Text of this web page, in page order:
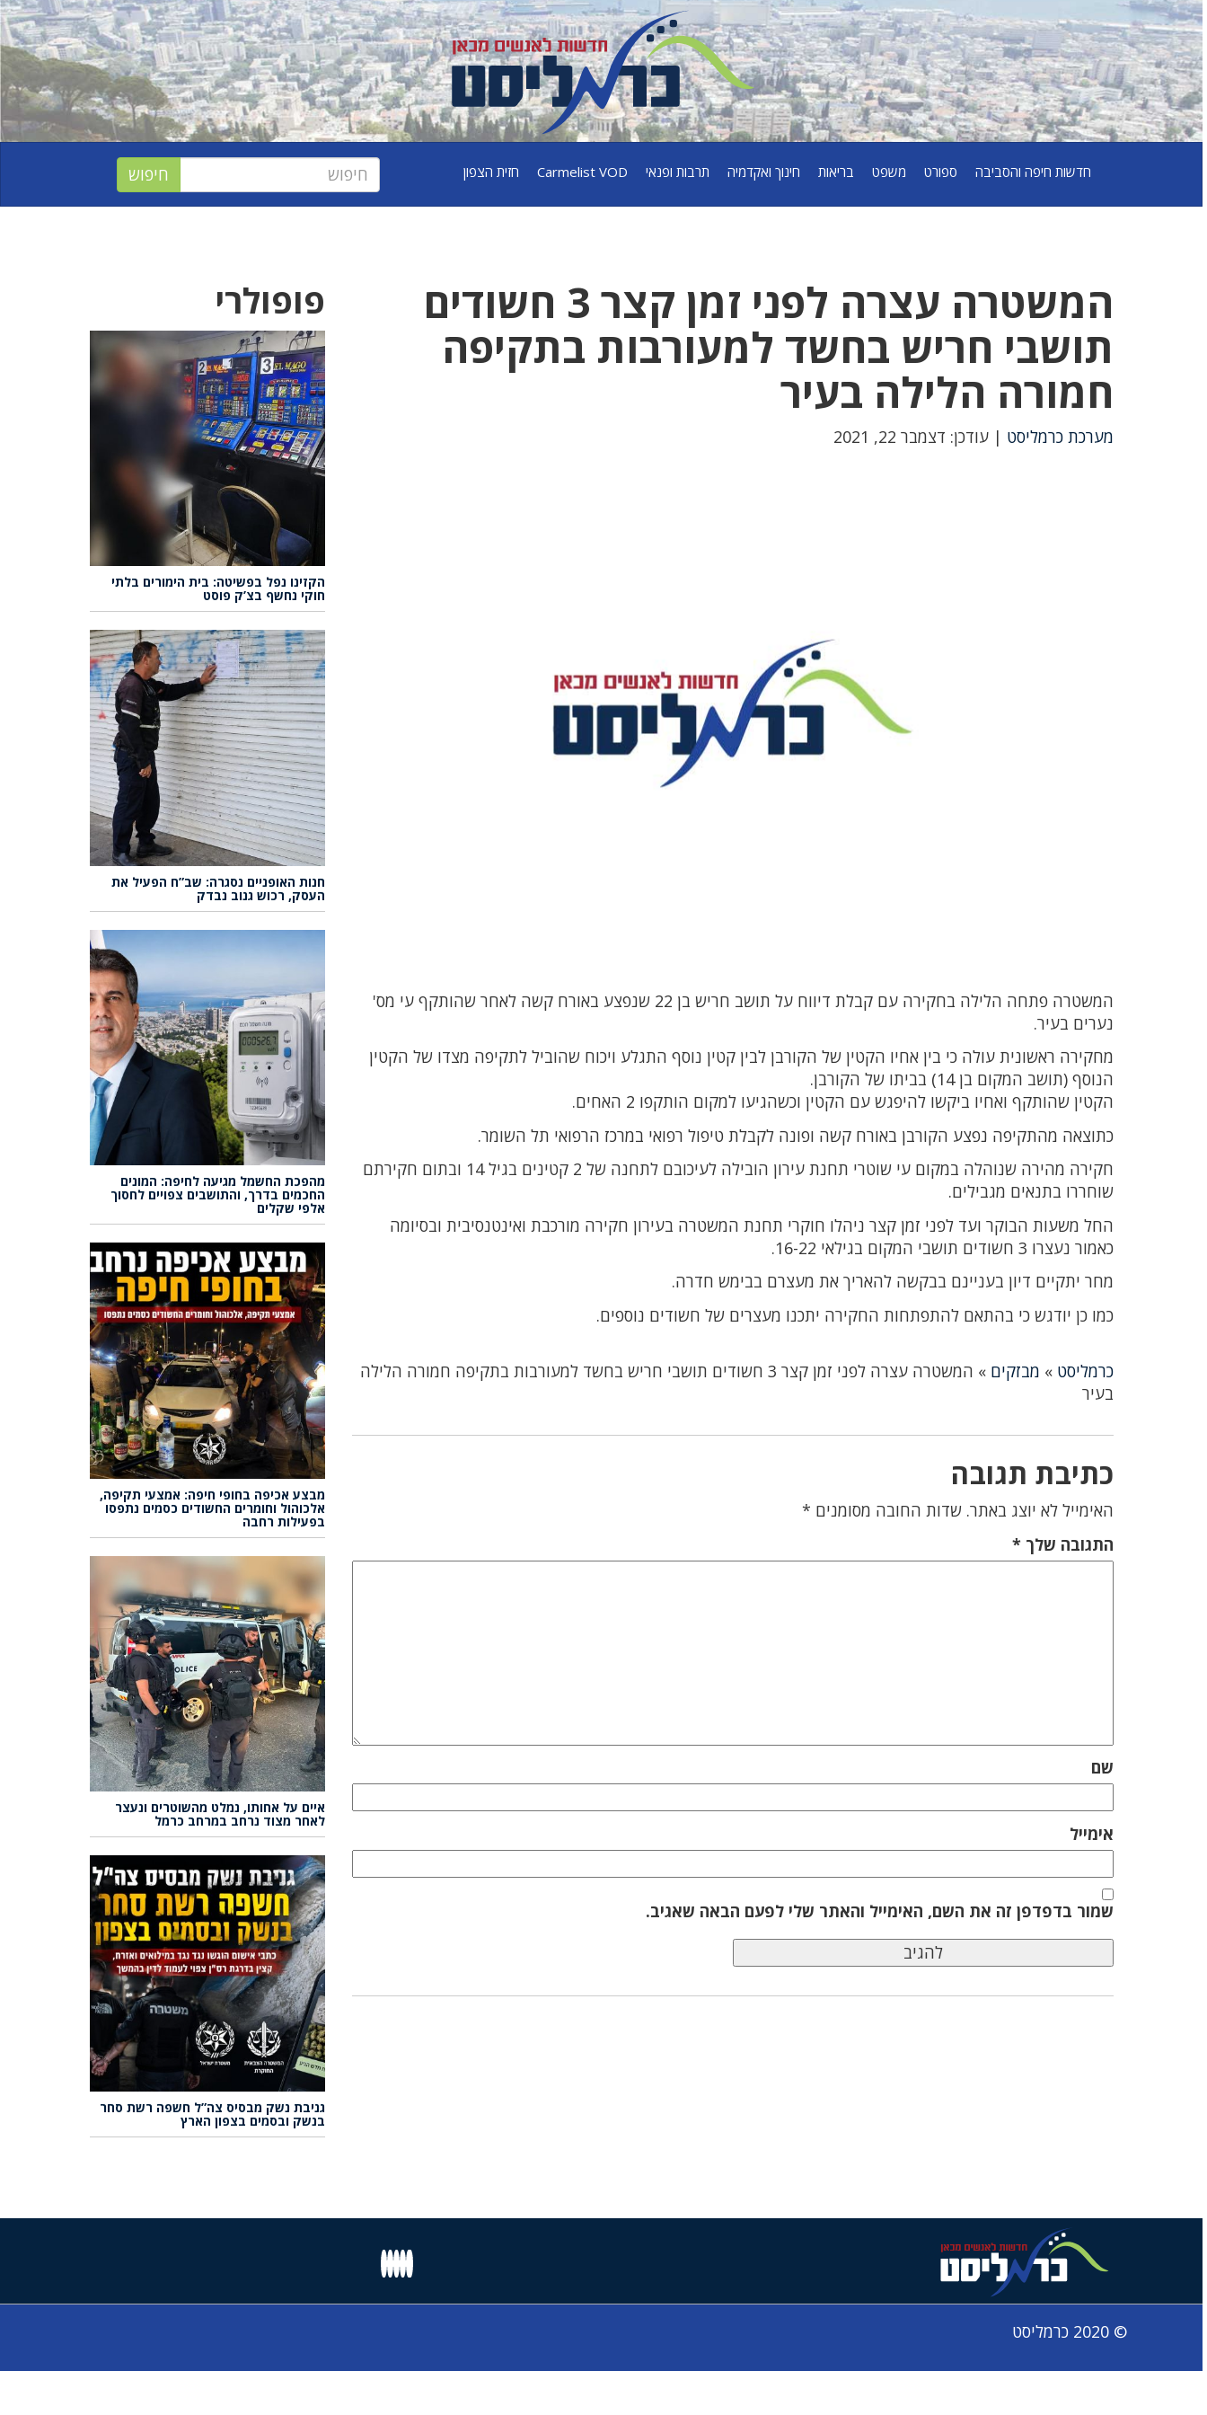
חדשות חיפה והסביבה ספורט משפט בריאות חינוך ואקדמיה תרבות ופנאי Carmelist VOD חזית הצפון
המשטרה עצרה לפני זמן קצר 3 חשודים
תושבי חריש בחשד למעורבות בתקיפה
חמורה הלילה בעיר
מערכת כרמליסט | עודכן: דצמבר 22, 2021
המשטרה פתחה הלילה בחקירה עם קבלת דיווח על תושב חריש בן 22 שנפצע באורח קשה לאחר שהותקף עי מס'
נערים בעיר.
מחקירה ראשונית עולה כי בין אחיו הקטין של הקורבן לבין קטין נוסף התגלע ויכוח שהוביל לתקיפה מצדו של הקטין
הנוסף (תושב המקום בן 14) בביתו של הקורבן.
הקטין שהותקף ואחיו ביקשו להיפגש עם הקטין וכשהגיעו למקום הותקפו 2 האחים.
כתוצאה מהתקיפה נפצע הקורבן באורח קשה ופונה לקבלת טיפול רפואי במרכז הרפואי תל השומר.
חקירה מהירה שנוהלה במקום עי שוטרי תחנת עירון הובילה לעיכובם לתחנה של 2 קטינים בגיל 14 ובתום חקירתם
שוחררו בתנאים מגבילים.
החל משעות הבוקר ועד לפני זמן קצר ניהלו חוקרי תחנת המשטרה בעירון חקירה מורכבת ואינטנסיבית ובסיומה
כאמור נעצרו 3 חשודים תושבי המקום בגילאי 16-22.
מחר יתקיים דיון בעניינם בבקשה להאריך את מעצרם בבימש חדרה.
כמו כן יודגש כי בהתאם להתפתחות החקירה יתכנו מעצרים של חשודים נוספים.
כרמליסט » מבזקים »
המשטרה עצרה לפני זמן קצר 3 חשודים תושבי חריש בחשד למעורבות בתקיפה חמורה הלילה
בעיר
כתיבת תגובה
האימייל לא יוצג באתר. שדות החובה מסומנים *
התגובה שלך*
שם
אימייל
שמור בדפדפן זה את השם, האימייל והאתר שלי לפעם הבאה שאגיב.
פופולרי
הקזינו נפל בפשיטה: בית הימורים בלתי
חוקי נחשף בצ’ק פוסט
חנות האופניים נסגרה: שב”ח הפעיל את
העסק, רכוש גנוב נבדק
מהפכת החשמל מגיעה לחיפה: המונים
החכמים בדרך, והתושבים צפויים לחסוך
אלפי שקלים
מבצע אכיפה בחופי חיפה: אמצעי תקיפה,
אלכוהול וחומרים החשודים כסמים נתפסו
בפעילות רחבה
איים על אחותו, נמלט מהשוטרים ונעצר
לאחר מצוד נרחב במרחב כרמל
גניבת נשק מבסיס צה”ל חשפה רשת סחר
בנשק ובסמים בצפון הארץ
© 2020 כרמליסט